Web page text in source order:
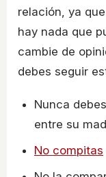
relación, ya
hay nada que
cambie de
debes seguir
Nunca
entre su
No compitas